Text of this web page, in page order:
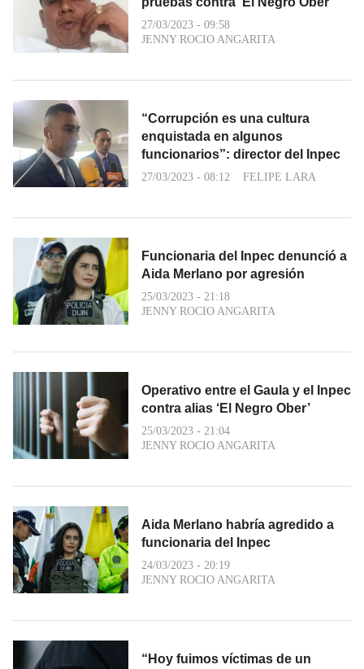
27/03/2023 - 09:58
JENNY ROCIO ANGARITA
“Corrupción es una cultura
enquistada en algunos
funcionarios”: director del Inpec
27/03/2023 - 08:12 FELIPE LARA
Funcionaria del Inpec denunció a
Aida Merlano por agresión
25/03/2023 - 21:18
JENNY ROCIO ANGARITA
Operativo entre el Gaula y el Inpec
contra alias ‘El Negro Ober’
25/03/2023 - 21:04
JENNY ROCIO ANGARITA
Aida Merlano habría agredido a
funcionaria del Inpec
24/03/2023 - 20:19
JENNY ROCIO ANGARITA
“Hoy fuimos víctimas de un